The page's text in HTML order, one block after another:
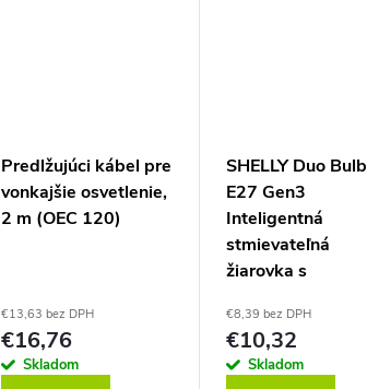
Predlžujúci kábel pre
vonkajšie osvetlenie,
2 m (OEC 120)
€13,63 bez DPH
€16,76
Skladom
SHELLY Duo Bulb
E27 Gen3
Inteligentná
stmievateľná
žiarovka s
WiFi, Bluetooth
€8,39 bez DPH
€10,32
Skladom